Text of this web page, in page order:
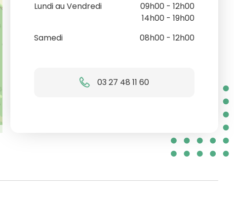
Lundi au Vendredi
09h00 - 12h00
14h00 - 19h00
Samedi
08h00 - 12h00
03 27 48 11 60